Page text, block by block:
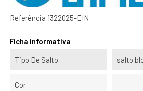
Referência 1322025-EIN
Ficha informativa
Tipo De Salto salto
Cor